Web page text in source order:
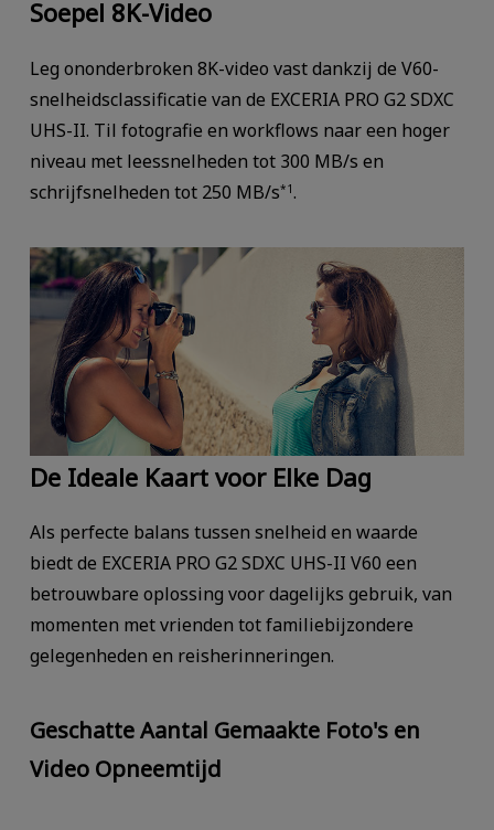
Soepel 8K-Video
Leg ononderbroken 8K-video vast dankzij de V60-
snelheidsclassificatie van de EXCERIA PRO G2 SDXC
UHS-II. Til fotografie en workflows naar een hoger
niveau met leessnelheden tot 300 MB/s en
schrijfsnelheden tot 250 MB/s*1.
De Ideale Kaart voor Elke Dag
Als perfecte balans tussen snelheid en waarde
biedt de EXCERIA PRO G2 SDXC UHS-II V60 een
betrouwbare oplossing voor dagelijks gebruik, van
momenten met vrienden tot familiebijzondere
gelegenheden en reisherinneringen.
Geschatte Aantal Gemaakte Foto's en
Video Opneemtijd